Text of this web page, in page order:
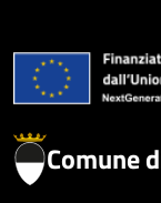
Comune